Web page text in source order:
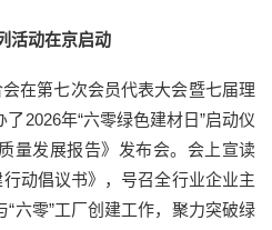
活动在京启动
在第七次会员代表大会暨七届理
2026年“六零绿色建材日”启动仪
量发展报告》发布会。会上宣读
动倡议书》，号召全行业企业主
六零”工厂创建工作，聚力突破绿